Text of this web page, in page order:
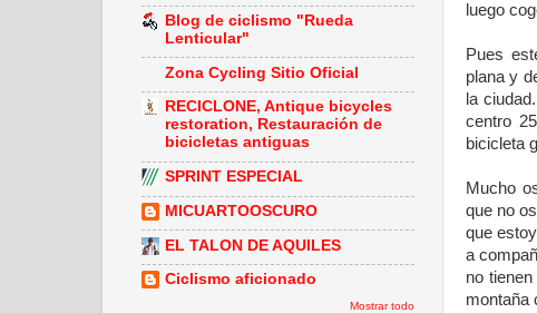
luego
Pues
plana y
la
centro
bicicleta
Mucho
que no
que
a
no
montaña
Blog de ciclismo "Rueda
Lenticular"
Zona Cycling Sitio Oficial
RECICLONE, Antique bicycles
restoration, Restauración de
bicicletas antiguas
SPRINT ESPECIAL
MICUARTOOSCURO
EL TALON DE AQUILES
Ciclismo aficionado
Mostrar todo